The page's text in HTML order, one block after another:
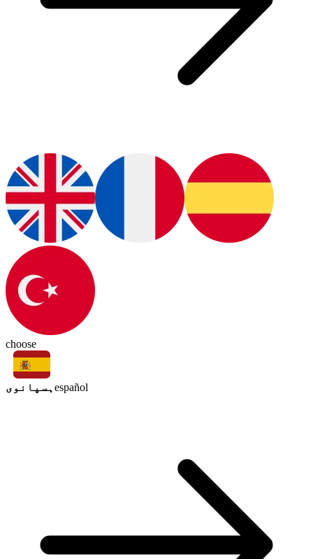
choose
ہسپانوی español